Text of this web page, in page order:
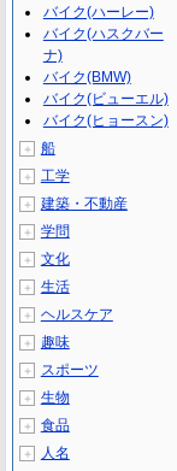
バイク(ハーレー)
バイク(ハスクバー
ナ)
バイク(BMW)
バイク(ビューエル)
バイク(ヒョースン)
＋ 船
＋ 工学
＋ 建築・不動産
＋ 学問
＋ 文化
＋ 生活
＋ ヘルスケア
＋ 趣味
＋ スポーツ
＋ 生物
＋ 食品
＋ 人名